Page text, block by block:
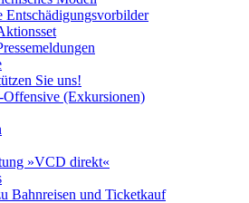
Entschädigungsvorbilder
Sie uns!
(Exkursionen)
»VCD direkt«
Bahnreisen und Ticketkauf